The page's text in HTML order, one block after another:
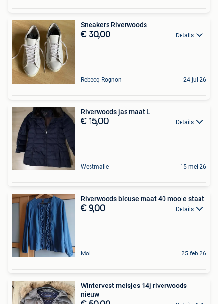
Sneakers Riverwoods
€ 30,00 Details
Rebecq-Rognon 24 jul 26
Riverwoods jas maat L
€ 15,00 Details
Westmalle 15 mei 26
Riverwoods blouse maat 40 mooie staat
€ 9,00 Details
Mol 25 feb 26
Wintervest meisjes 14j riverwoods
nieuw